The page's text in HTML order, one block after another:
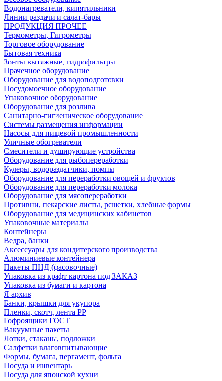
Водонагреватели, кипятильники
Линии раздачи и салат-бары
ПРОДУКЦИЯ ПРОЧЕЕ
Термометры, Гигрометры
Торговое оборудование
Бытовая техника
Зонты вытяжные, гидрофильтры
Прачечное оборудование
Оборудование для водоподготовки
Посудомоечное оборудование
Упаковочное оборудование
Оборудование для розлива
Санитарно-гигиеническое оборудование
Системы размещения информации
Насосы для пищевой промышленности
Уличные обогреватели
Смесители и душирующие устройства
Оборудование для рыбопереработки
Кулеры, водораздатчики, помпы
Оборудование для переработки овощей и фруктов
Оборудование для переработки молока
Оборудование для мясопереработки
Противни, пекарские листы, решетки, хлебные формы
Оборудование для медицинских кабинетов
Упаковочные материалы
Контейнеры
Ведра, банки
Аксессуары для кондитерского производства
Алюминиевые контейнера
Пакеты ПНД (фасовочные)
Упаковка из крафт картона под ЗАКАЗ
Упаковка из бумаги и картона
Я архив
Банки, крышки для укупора
Пленки, скотч, лента РР
Гофроящики ГОСТ
Вакуумные пакеты
Лотки, стаканы, подложки
Салфетки влаговпитывающие
Формы, бумага, пергамент, фольга
Посуда и инвентарь
Посуда для японской кухни